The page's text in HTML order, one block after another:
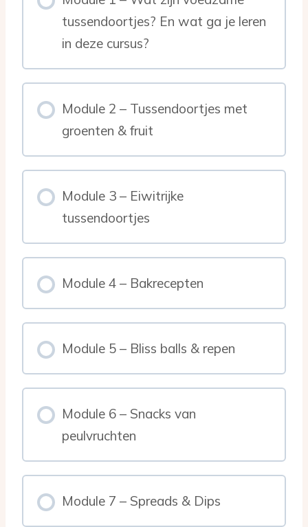
tussendoortjes? En wat ga je leren
in deze cursus?
Module 2 – Tussendoortjes met
groenten & fruit
Module 3 – Eiwitrijke
tussendoortjes
Module 4 – Bakrecepten
Module 5 – Bliss balls & repen
Module 6 – Snacks van
peulvruchten
Module 7 – Spreads & Dips